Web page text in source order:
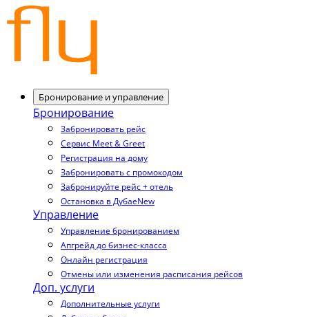
Бронирование и управление
Бронирование
Забронировать рейс
Сервис Meet & Greet
Регистрация на дому
Забронировать с промокодом
Забронируйте рейс + отель
Остановка в ДубаеNew
Управление
Управление бронированием
Апгрейд до бизнес-класса
Онлайн регистрация
Отмены или изменения расписания рейсов
Доп. услуги
Дополнительные услуги